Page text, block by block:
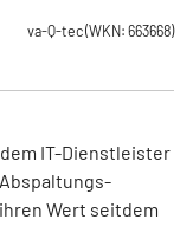
va-Q-tec(WKN: 663668)
IT-Dienstleister
Wert seitdem